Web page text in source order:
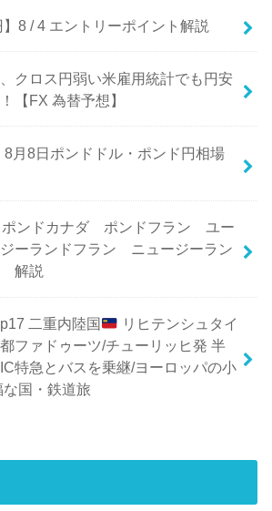
】8 / 4 エントリーポイント解説
、クロス円弱い米雇用統計でも円安
【FX 為替予想】
8月8日ポンドドル・ポンド円相場
ンドカナダ ポンドフラン ユー
ーランドフラン ニュージーラン
解説
二重内陸国
リヒテンシュタイ
ファドゥーツ/チューリッヒ発 半
特急とバスを乗継/ヨーロッパの小
国・鉄道旅